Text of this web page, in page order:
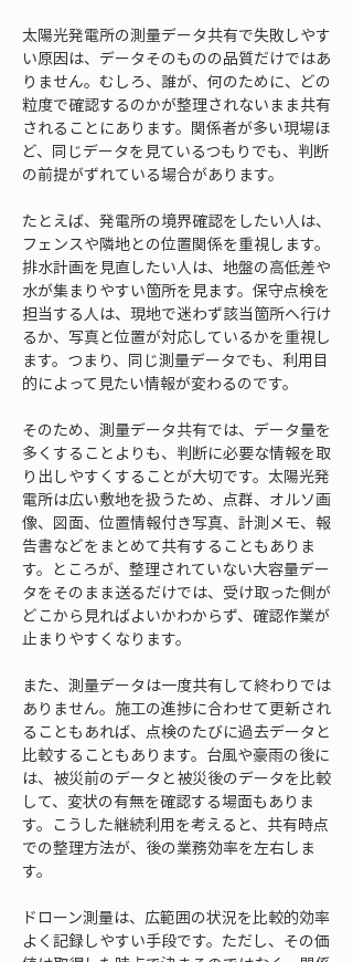
太陽光発電所の測量データ共有で失敗しやす
い原因は、データそのものの品質だけではあ
りません。むしろ、誰が、何のために、どの
粒度で確認するのかが整理されないまま共有
されることにあります。関係者が多い現場ほ
ど、同じデータを見ているつもりでも、判断
の前提がずれている場合があります。
たとえば、発電所の境界確認をしたい人は、
フェンスや隣地との位置関係を重視します。
排水計画を見直したい人は、地盤の高低差や
水が集まりやすい箇所を見ます。保守点検を
担当する人は、現地で迷わず該当箇所へ行け
るか、写真と位置が対応しているかを重視し
ます。つまり、同じ測量データでも、利用目
的によって見たい情報が変わるのです。
そのため、測量データ共有では、データ量を
多くすることよりも、判断に必要な情報を取
り出しやすくすることが大切です。太陽光発
電所は広い敷地を扱うため、点群、オルソ画
像、図面、位置情報付き写真、計測メモ、報
告書などをまとめて共有することもありま
す。ところが、整理されていない大容量デー
タをそのまま送るだけでは、受け取った側が
どこから見ればよいかわからず、確認作業が
止まりやすくなります。
また、測量データは一度共有して終わりでは
ありません。施工の進捗に合わせて更新され
ることもあれば、点検のたびに過去データと
比較することもあります。台風や豪雨の後に
は、被災前のデータと被災後のデータを比較
して、変状の有無を確認する場面もありま
す。こうした継続利用を考えると、共有時点
での整理方法が、後の業務効率を左右しま
す。
ドローン測量は、広範囲の状況を比較的効率
よく記録しやすい手段です。ただし、その価